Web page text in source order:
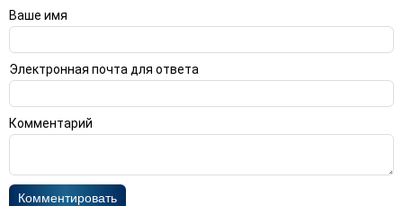
Ваше имя
Электронная почта для ответа
Комментарий
Комментировать